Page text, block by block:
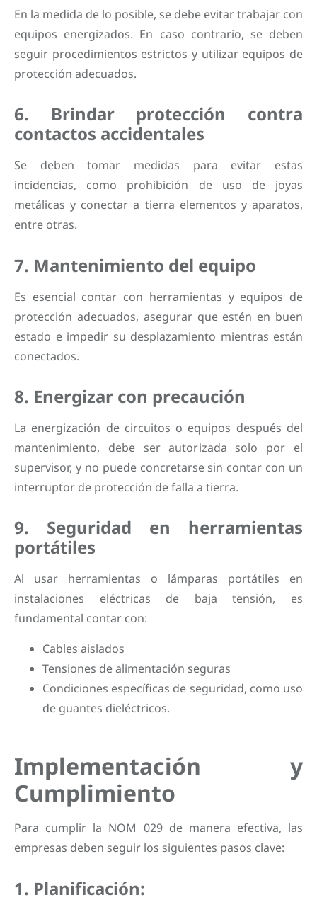
En la medida de lo posible, se debe evitar trabajar con
equipos energizados. En caso contrario, se deben
seguir procedimientos estrictos y utilizar equipos de
protección adecuados.
6. Brindar protección contra
contactos accidentales
Se deben tomar medidas para evitar estas
incidencias, como prohibición de uso de joyas
metálicas y conectar a tierra elementos y aparatos,
entre otras.
7. Mantenimiento del equipo
Es esencial contar con herramientas y equipos de
protección adecuados, asegurar que estén en buen
estado e impedir su desplazamiento mientras están
conectados.
8. Energizar con precaución
La energización de circuitos o equipos después del
mantenimiento, debe ser autorizada solo por el
supervisor, y no puede concretarse sin contar con un
interruptor de protección de falla a tierra.
9. Seguridad en herramientas
portátiles
Al usar herramientas o lámparas portátiles en
instalaciones eléctricas de baja tensión, es
fundamental contar con:
Cables aislados
Tensiones de alimentación seguras
Condiciones específicas de seguridad, como uso
de guantes dieléctricos.
Implementación y
Cumplimiento
Para cumplir la NOM 029 de manera efectiva, las
empresas deben seguir los siguientes pasos clave:
1. Planificación: